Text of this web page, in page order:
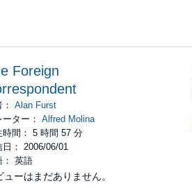
Foreign
：Alan Furst
ーター：Alfred Molina
時間： 5 時間 57 分
日： 2006/06/01
： 英語
ューはまだありません。